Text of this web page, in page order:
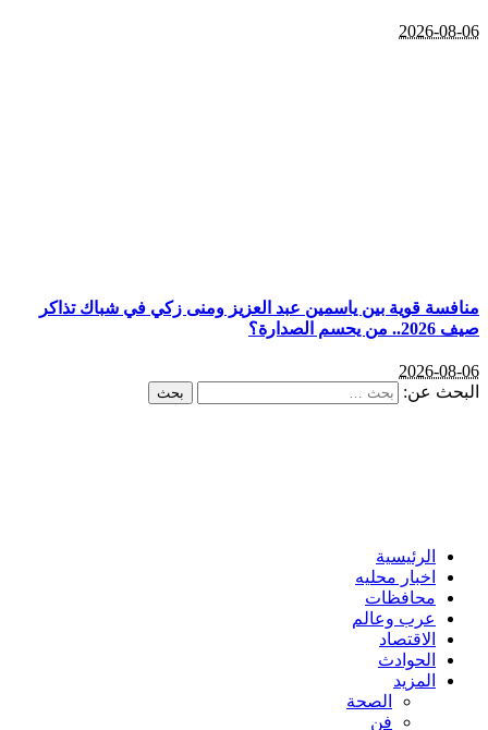
2026-08-06
منافسة قوية بين ياسمين عبد العزيز ومنى زكي في شباك تذاكر
صيف 2026.. من يحسم الصدارة؟
2026-08-06
البحث عن:
الرئيسية
اخبار محليه
محافظات
عرب وعالم
الاقتصاد
الحوادث
المزيد
الصحة
فن